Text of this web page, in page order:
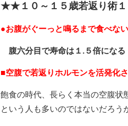
★★１０～１５歳若返り術
●お腹がぐーっと鳴るまで食べな
腹六分目で寿命は１.５倍になる
■空腹で若返りホルモンを活発化
飽食の時代、長らく本当の空腹状
という人も多いのではないだろう